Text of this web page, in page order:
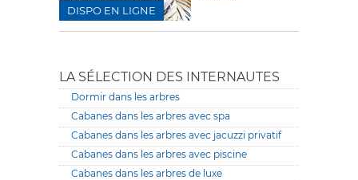
DISPO EN LIGNE
LA SÉLECTION DES INTERNAUTES
Dormir dans les arbres
Cabanes dans les arbres avec spa
Cabanes dans les arbres avec jacuzzi privatif
Cabanes dans les arbres avec piscine
Cabanes dans les arbres de luxe